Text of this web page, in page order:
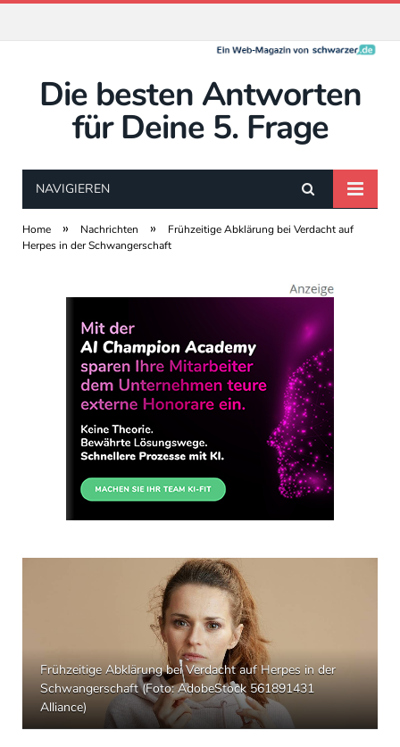
Die besten Antworten
für Deine 5. Frage
NAVIGIEREN
Home » Nachrichten »
Frühzeitige Abklärung bei Verdacht auf
Herpes in der Schwangerschaft
Frühzeitige Abklärung bei Verdacht auf Herpes in der
Schwangerschaft (Foto: AdobeStock 561891431
Alliance)